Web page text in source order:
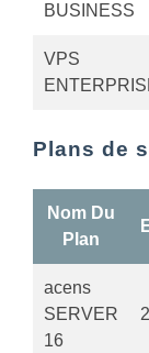
BUSINESS
VPS
Plans de
Nom Du
Plan
acens
SERVER
16